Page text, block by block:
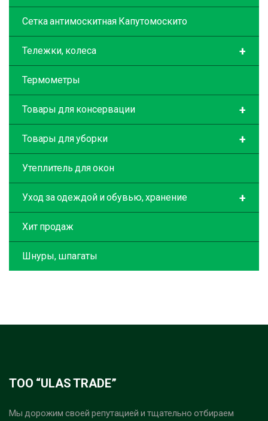
Сетка антимоскитная Капутомоскито
+
Тележки, колеса
Термометры
+
Товары для консервации
+
Товары для уборки
Утеплитель для окон
+
Уход за одеждой и обувью, хранение
Хит продаж
Шнуры, шпагаты
ТОО “ULAS TRADE”
Мы дорожим своей репутацией и тщательно отбираем